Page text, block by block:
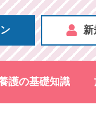
新
護の基礎知識